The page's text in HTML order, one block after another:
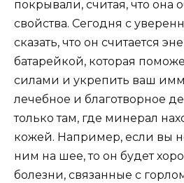
покрывали, считая, что она
свойства. Сегодня с
сказать, что он считается
батарейкой, которая
силами и укрепить ваш
лечебное и благотворное
только там, где минерал
кожей. Например, если вы
ним на шее, то он будет
болезни, связанные с